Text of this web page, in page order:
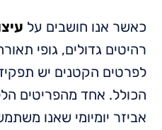
כאשר אנו חושבים על
רהיטים גדולים, גופי
לפרטים הקטנים יש
הכולל. אחד מהפריטים
אביזר יומיומי שאנו